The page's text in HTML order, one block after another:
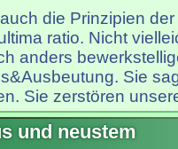
die Prinzipien
ratio. Nicht
anders
Sie
Sie zerstören
und neustem